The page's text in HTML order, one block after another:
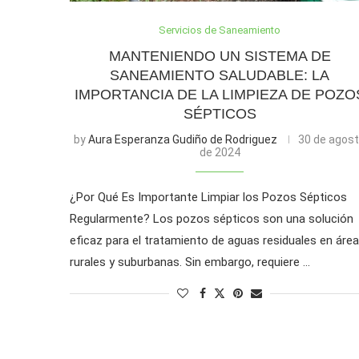
Servicios de Saneamiento
MANTENIENDO UN SISTEMA DE
SANEAMIENTO SALUDABLE: LA
IMPORTANCIA DE LA LIMPIEZA DE
SÉPTICOS
byAura Esperanza Gudiño de Rodriguez
30 de
de 2024
¿Por Qué Es Importante Limpiar los Pozos Sépticos
Regularmente? Los pozos sépticos son una solución
eficaz para el tratamiento de aguas residuales en
rurales y suburbanas. Sin embargo, requiere …